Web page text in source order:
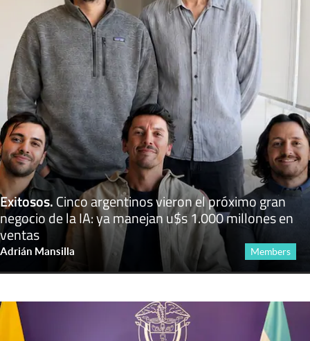
Exitosos.Cinco argentinos vieron el próximo gran
negocio de la IA: ya manejan u$s 1.000 millones en
ventas
Adrián Mansilla Members